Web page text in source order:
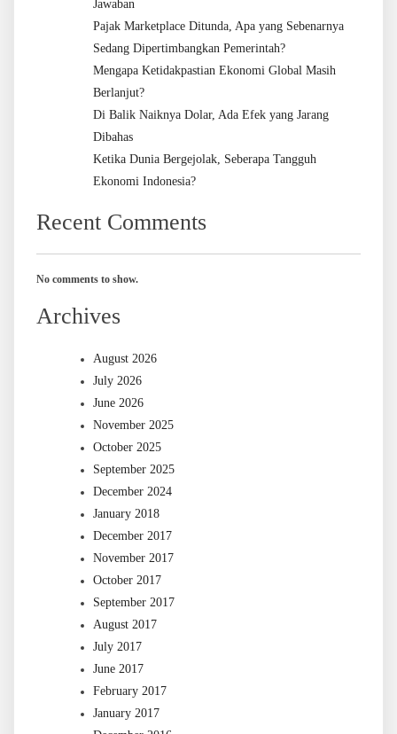
Jawaban
Pajak Marketplace Ditunda, Apa yang Sebenarnya
Sedang Dipertimbangkan Pemerintah?
Mengapa Ketidakpastian Ekonomi Global Masih
Berlanjut?
Di Balik Naiknya Dolar, Ada Efek yang Jarang
Dibahas
Ketika Dunia Bergejolak, Seberapa Tangguh
Ekonomi Indonesia?
Recent Comments
No comments to show.
Archives
August 2026
July 2026
June 2026
November 2025
October 2025
September 2025
December 2024
January 2018
December 2017
November 2017
October 2017
September 2017
August 2017
July 2017
June 2017
February 2017
January 2017